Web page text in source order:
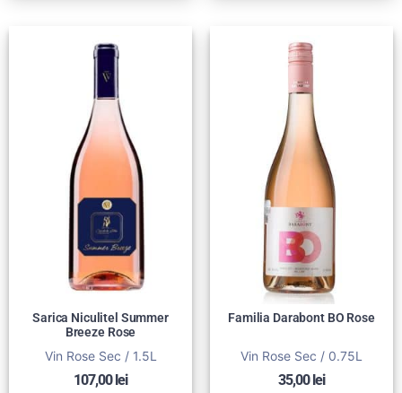
Sarica Niculitel Summer
Breeze Rose
Vin Rose Sec / 1.5L
107,00 lei
Familia Darabont BO Rose
Vin Rose Sec / 0.75L
35,00 lei